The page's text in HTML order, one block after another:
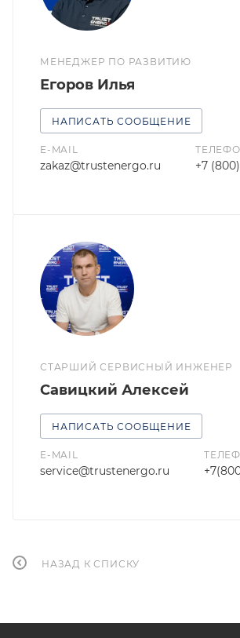
МЕНЕДЖЕР ПО РАЗВИТИЮ
Егоров Илья
НАПИСАТЬ СООБЩЕНИЕ
E-MAIL
zakaz@trustenergo.ru +7
СТАРШИЙ СЕРВИСНЫЙ ИНЖЕНЕР
Савицкий Алексей
НАПИСАТЬ СООБЩЕНИЕ
E-MAIL
service@trustenergo.ru
НАЗАД К СПИСКУ